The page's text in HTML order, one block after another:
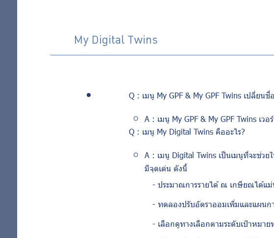
My Digital Twins
Q : เมนู My GPF & My GPF Twins เปลี่ยนชื่
A : เมนู My GPF & My GPF Twins เวอ
Q : เมนู My Digital Twins คืออะไร?
A : เมนู Digital Twins เป็นเมนูที่จะช่ว
มีจุดเด่น ดังนี้
- ประมาณการรายได้ ณ เกษียณได้แม่
- ทดลองปรับอัตราออมเพิ่มและแผนก
- เลือกดูทางเลือกตามระดับเป้าหมา